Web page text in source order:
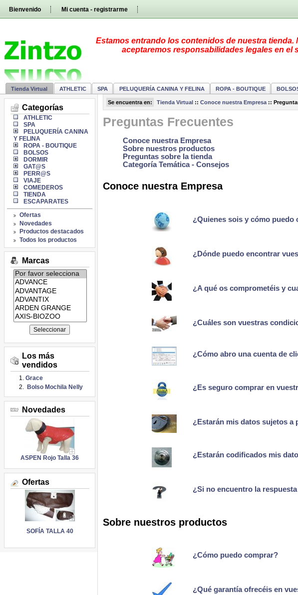
directamente
Bienvenido Mi cuenta - registrarme
Estamos entrando los contenidos de nuestra
aceptaremos responsabilidades legales en el
Tienda Virtual ATHLETIC SPA PELUQUERÍA CANINA Y FELINA ROPA - BOUTIQUE
Categorías
ATHLETIC
SPA
PELUQUERÍA CANINA
Y FELINA
ROPA - BOUTIQUE
BOLSOS
DORMIR
GAT@S
PERR@S
VIAJE
COMEDEROS
TIENDA
ESCAPARATES
Ofertas
Novedades
Productos destacados
Todos los productos
Marcas
Listado
de
marcas:
Los más
vendidos
Grace
Bolso Mochila Nelly
Novedades
ASPEN Rojo Talla 36
Ofertas
SOFÍA TALLA 40
Se encuentra en: Tienda Virtual:: Conoce nuestra Empresa::
Preguntas Frecuentes
Conoce nuestra Empresa
Sobre nuestros productos
Preguntas sobre la tienda
Categoría Temática - Consejos
Conoce nuestra Empresa
¿Quienes sois y cómo
¿Dónde puedo encontrar
¿A qué os comprometéis y
¿Cuáles son vuestras
¿Cómo abro una cuenta de
¿Es seguro comprar en
¿Estarán mis datos sujetos a
¿Estarán codificados mis
¿Si no encuentro la
Sobre nuestros productos
¿Cómo puedo comprar?
¿Qué garantía ofrecéis en